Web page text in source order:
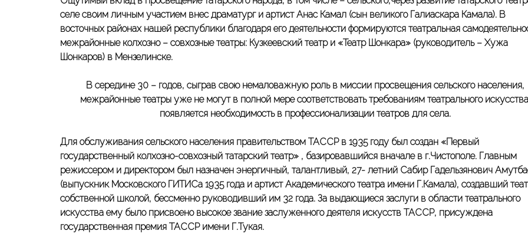
селе своим личным участием внес драматург и артист Анас Камал (сын великого Галиаскара Камала). В
восточных районах нашей республики благодаря его деятельности формируются театральная
межрайонные колхозно – совхозные театры: Кузкеевский театр и «Театр Шонкара» (руководитель – Хужа
Шонкаров) в Мензелинске.
В середине 30 – годов, сыграв свою немаловажную роль в миссии просвещения сельского населения,
межрайонные театры уже не могут в полной мере соответствовать требованиям театрального
появляется необходимость в профессионализации театров для села.
Для обслуживания сельского населения правительством ТАССР в 1935 году был создан «Первый
государственный колхозно-совхозный татарский театр» , базировавшийся вначале в г.Чистополе. Главным
режиссером и директором был назначен энергичный, талантливый, 27- летний Сабир Гадельзянович
(выпускник Московского ГИТИСа 1935 года и артист Академического театра имени Г.Камала), создавший
собственной школой, бессменно руководивший им 32 года. За выдающиеся заслуги в области театрального
искусства ему было присвоено высокое звание заслуженного деятеля искусств ТАССР, присуждена
государственная премия ТАССР имени Г.Тукая.